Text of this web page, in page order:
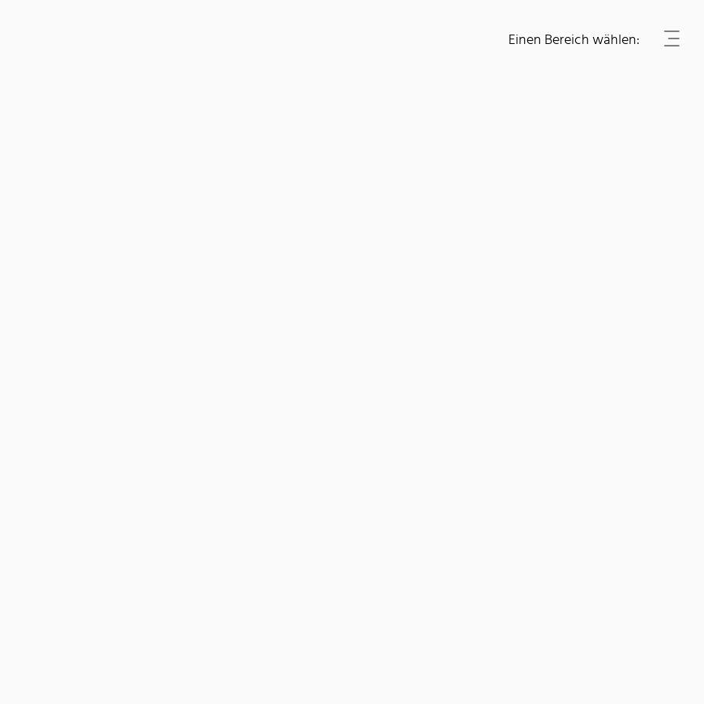
Einen Bereich wählen: